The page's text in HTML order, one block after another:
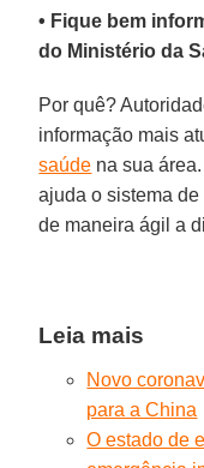
• Fique bem
do Ministério da
Por quê?
informação mais
saúde na sua
ajuda o sistema
de maneira ágil a
Leia mais
Novo
para a China
O estado de